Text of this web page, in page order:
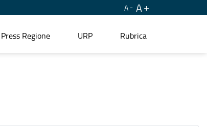
A A
Press Regione URP Rubrica